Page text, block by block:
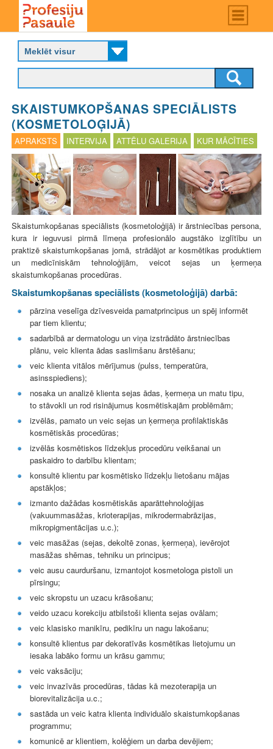
main
content
Main
menu
P
o
f
e
i
j
u
p
a
s
a
u
e
SKAISTUMKOPŠANAS SPECIĀLISTS
(KOSMETOLOĢIJĀ)
APRAKSTS INTERVIJA ATTĒLU GALERIJA KUR MĀCĪTIES
Skaistumkopšanas speciālists (kosmetoloģijā) ir ārstniecības persona,
kura ir ieguvusi pirmā līmeņa profesionālo augstāko izglītību un
praktizē skaistumkopšanas jomā, strādājot ar kosmētikas produktiem
un medicīniskām tehnoloģijām, veicot sejas un ķermeņa
skaistumkopšanas procedūras.
Skaistumkopšanas speciālists (kosmetoloģijā) darbā:
pārzina veselīga dzīvesveida pamatprincipus un spēj informēt
par tiem klientu;
sadarbībā ar dermatologu un viņa izstrādāto ārstniecības
plānu, veic klienta ādas saslimšanu ārstēšanu;
veic klienta vitālos mērījumus (pulss, temperatūra,
asinsspiediens);
nosaka un analizē klienta sejas ādas, ķermeņa un matu tipu,
to stāvokli un rod risinājumus kosmētiskajām problēmām;
izvēlās, pamato un veic sejas un ķermeņa profilaktiskās
kosmētiskās procedūras;
izvēlās kosmētiskos līdzekļus procedūru veikšanai un
paskaidro to darbību klientam;
konsultē klientu par kosmētisko līdzekļu lietošanu mājas
apstākļos;
izmanto dažādas kosmētiskās aparāttehnoloģijas
(vakuummasāžas, krioterapijas, mikrodermabrāzijas,
mikropigmentācijas u.c.);
veic masāžas (sejas, dekoltē zonas, ķermeņa), ievērojot
masāžas shēmas, tehniku un principus;
veic ausu caurduršanu, izmantojot kosmetologa pistoli un
pīrsingu;
veic skropstu un uzacu krāsošanu;
veido uzacu korekciju atbilstoši klienta sejas ovālam;
veic klasisko manikīru, pedikīru un nagu lakošanu;
konsultē klientus par dekoratīvās kosmētikas lietojumu un
iesaka labāko formu un krāsu gammu;
veic vaksāciju;
veic invazīvās procedūras, tādas kā mezoterapija un
biorevitalizācija u.c.;
sastāda un veic katra klienta individuālo skaistumkopšanas
programmu;
komunicē ar klientiem, kolēģiem un darba devējiem;